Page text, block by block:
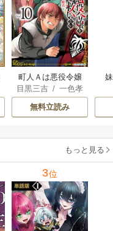
町人Ａは悪役令嬢
をどうしても救い
たい ～どぶと空
と氷の姫君～
目黒三吉 /一色孝
太郎/ Parum
無料立読み
もっと見る
3位